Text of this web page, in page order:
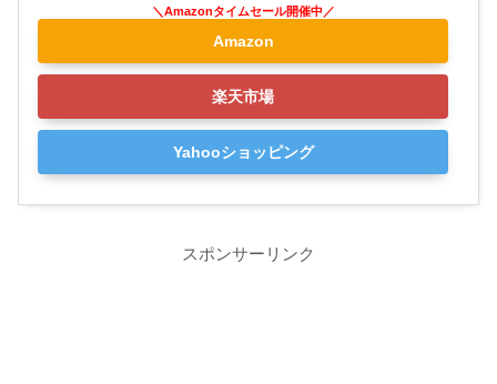
Amazon
楽天市場
Yahooショッピング
スポンサーリンク